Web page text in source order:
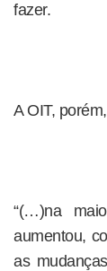
fazer.
A OIT,
“(…)na
aumentou,
as